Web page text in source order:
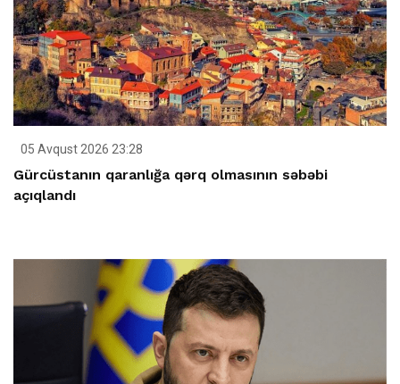
05 Avqust 2026 23:28
Gürcüstanın qaranlığa qərq olmasının səbəbi
açıqlandı